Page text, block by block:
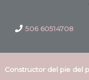
506 60514708
Constructor del pie del